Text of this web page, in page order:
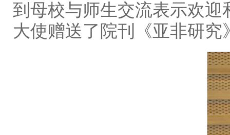
到母校与师生交流表示欢
大使赠送了院刊《亚非研